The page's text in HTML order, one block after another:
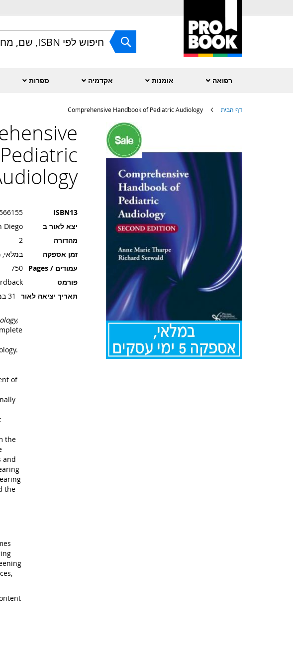
to
Content
חפש
רפואה אומנות אקדמיה ספרות
דף הבית Comprehensive Handbook of Pediatric Audiology
ISBN13
יצא לאור ב
Diego
מהדורה
2
זמן אספקה
במלאי, (זמן
עמודים / Pages
750
פורמט
תאריך יציאה לאור
31 במרץ 2016
of
the
and
the
גלריית
תמונות